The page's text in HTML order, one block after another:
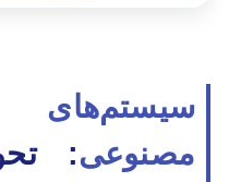
مصنوعی: